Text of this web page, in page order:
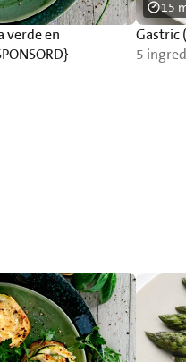
verde en
Gastric
5
15